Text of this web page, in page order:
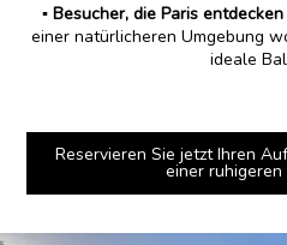
▪️ Besucher, die Paris
einer natürlicheren Umgebung
ideale
Reservieren Sie jetzt Ihren
einer ruhigeren